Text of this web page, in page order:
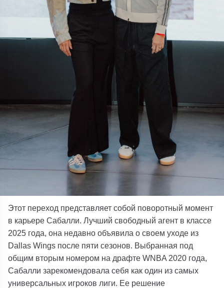
Этот переход представляет собой поворотный момент
в карьере Сабалли. Лучший свободный агент в классе
2025 года, она недавно объявила о своем уходе из
Dallas Wings после пяти сезонов. Выбранная под
общим вторым номером на драфте WNBA 2020 года,
Сабалли зарекомендовала себя как один из самых
универсальных игроков лиги. Ее решение